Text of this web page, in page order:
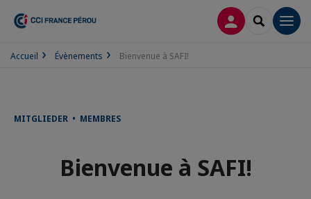
CONNEXION
Accueil Évènements Bienvenue à SAFI!
MITGLIEDER • MEMBRES
Bienvenue à SAFI!